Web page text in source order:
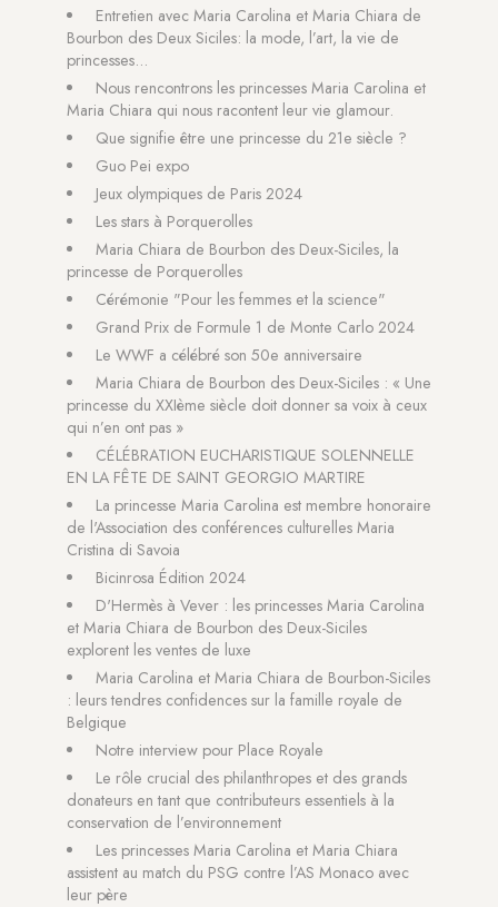
Entretien avec Maria Carolina et Maria Chiara de
Bourbon des Deux Siciles: la mode, l’art, la vie de
princesses...
Nous rencontrons les princesses Maria Carolina et
Maria Chiara qui nous racontent leur vie glamour.
Que signifie être une princesse du 21e siècle ?
Guo Pei expo
Jeux olympiques de Paris 2024
Les stars à Porquerolles
Maria Chiara de Bourbon des Deux-Siciles, la
princesse de Porquerolles
Cérémonie "Pour les femmes et la science"
Grand Prix de Formule 1 de Monte Carlo 2024
Le WWF a célébré son 50e anniversaire
Maria Chiara de Bourbon des Deux-Siciles : « Une
princesse du XXIème siècle doit donner sa voix à ceux
qui n’en ont pas »
CÉLÉBRATION EUCHARISTIQUE SOLENNELLE
EN LA FÊTE DE SAINT GEORGIO MARTIRE
La princesse Maria Carolina est membre honoraire
de l'Association des conférences culturelles Maria
Cristina di Savoia
Bicinrosa Édition 2024
D'Hermès à Vever : les princesses Maria Carolina
et Maria Chiara de Bourbon des Deux-Siciles
explorent les ventes de luxe
Maria Carolina et Maria Chiara de Bourbon-Siciles
: leurs tendres confidences sur la famille royale de
Belgique
Notre interview pour Place Royale
Le rôle crucial des philanthropes et des grands
donateurs en tant que contributeurs essentiels à la
conservation de l’environnement
Les princesses Maria Carolina et Maria Chiara
assistent au match du PSG contre l’AS Monaco avec
leur père